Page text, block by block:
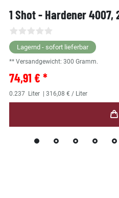
1 Shot - Hardener 4007,
Lagernd - sofort lieferbar
** Versandgewicht: 300 Gramm.
74,91 € *
0.237 Liter | 316,08 € / Liter